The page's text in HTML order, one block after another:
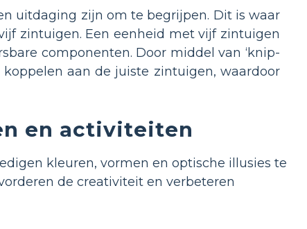
uitdaging zijn om te begrijpen. Dit is waar
zintuigen. Een eenheid met vijf zintuigen
componenten. Door middel van ‘knip-
aan de juiste zintuigen, waardoor
en activiteiten
kleuren, vormen en optische illusies te
de creativiteit en verbeteren